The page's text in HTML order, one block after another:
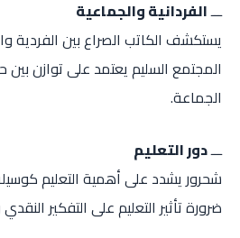
ـــالفردانية والجماعية
يستكشف الكاتب الصراع بين الفردية
المجتمع السليم يعتمد على توازن بين
الجماعة.
ـــدور التعليم
شحرور يشدد على أهمية التعليم
ضرورة تأثير التعليم على التفكير